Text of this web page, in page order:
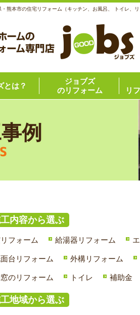
熊本市の住宅リフォーム（キッチン、お風呂、 トイレ、
とは？
ジョブズ
のリフォーム
リ
例
内容から選ぶ
フォーム 給湯器リフォーム
台リフォーム 外構リフォーム
のリフォーム トイレ 補助金
地域から選ぶ